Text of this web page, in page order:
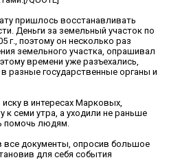
пришлось восстанавливать
Деньги за земельный участок по
г., поэтому он несколько раз
земельного участка, опрашивал
времени уже разъехались,
разные государственные органы и
в интересах Марковых,
к семи утра, а уходили не раньше
помочь людям.
все документы, опросив большое
для себя события